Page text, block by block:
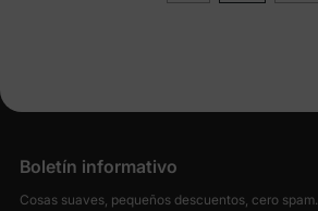
Boletín informativo
Cosas suaves, pequeños descuentos, cero spam.